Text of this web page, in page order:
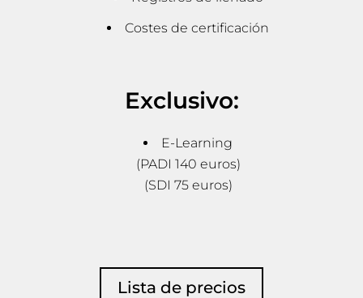
Costes de certificación
Exclusivo:
E-Learning
(PADI 140 euros)
(SDI 75 euros)
Lista de precios